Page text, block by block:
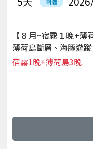
團體
【８月~宿霧１晚+薄
薄荷島斷層、海豚遊
宿霧1晚+薄荷島3晚